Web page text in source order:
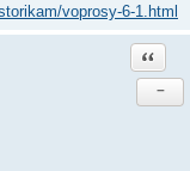
voprosy-6-1.html
−